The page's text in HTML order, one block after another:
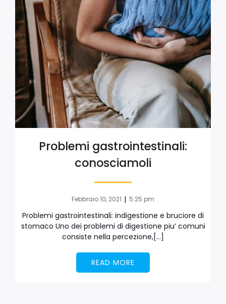
Problemi gastrointestinali:
conosciamoli
Febbraio 10, 2021 | 5:25 pm
Problemi gastrointestinali: indigestione e bruciore di
stomaco Uno dei problemi di digestione piu’ comuni
consiste nella percezione,[…]
READ MORE